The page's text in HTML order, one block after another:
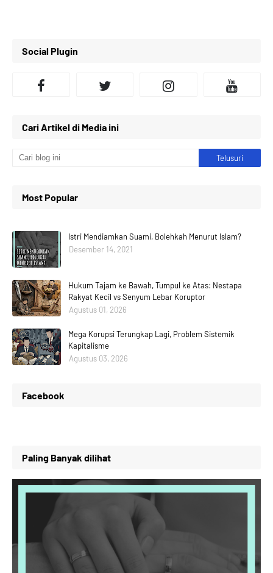
Social Plugin
Cari Artikel di Media ini
Most Popular
Istri Mendiamkan Suami, Bolehkah Menurut Islam?
Desember 14, 2021
Hukum Tajam ke Bawah, Tumpul ke Atas: Nestapa
Rakyat Kecil vs Senyum Lebar Koruptor
Agustus 01, 2026
Mega Korupsi Terungkap Lagi, Problem Sistemik
Kapitalisme
Agustus 03, 2026
Facebook
Paling Banyak dilihat